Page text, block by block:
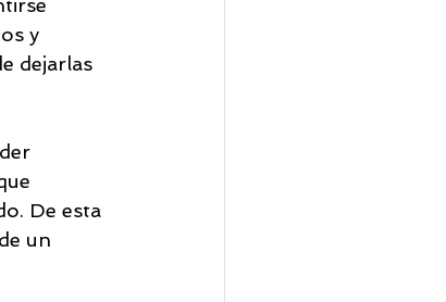
y
dejarlas
De esta
un